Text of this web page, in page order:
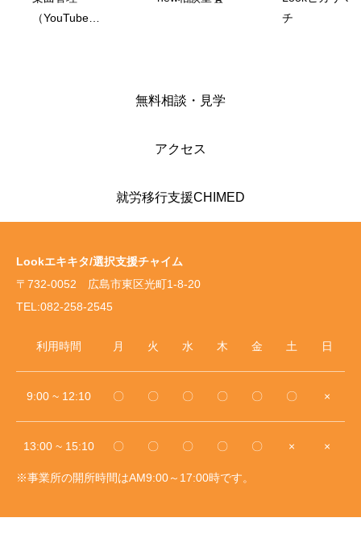
（YouTube、
チ
無料相談・見学
アクセス
就労移行支援CHIMED
Lookエキキタ/選択支援チャイム
〒732-0052 広島市東区光町1-8-20
TEL:082-258-2545
利用時間 月 火 水 木 金 土 日
9:00 ~ 12:10 〇 〇 〇 〇 〇 〇 ×
13:00 ~ 15:10 〇 〇 〇 〇 〇 × ×
※事業所の開所時間はAM9:00～17:00時です。